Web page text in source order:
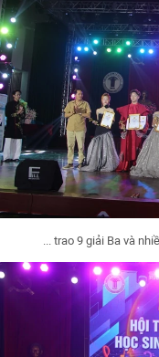
... trao 9 giải Ba và